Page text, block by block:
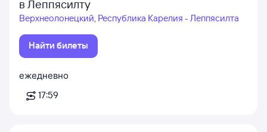
в Леппясилту
Верхнеолонецкий, Республика Карелия - Леппясилта
Найти билеты
ежедневно
17:59